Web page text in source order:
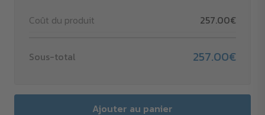
Coût du produit 257.00€
Sous-total 257.00€